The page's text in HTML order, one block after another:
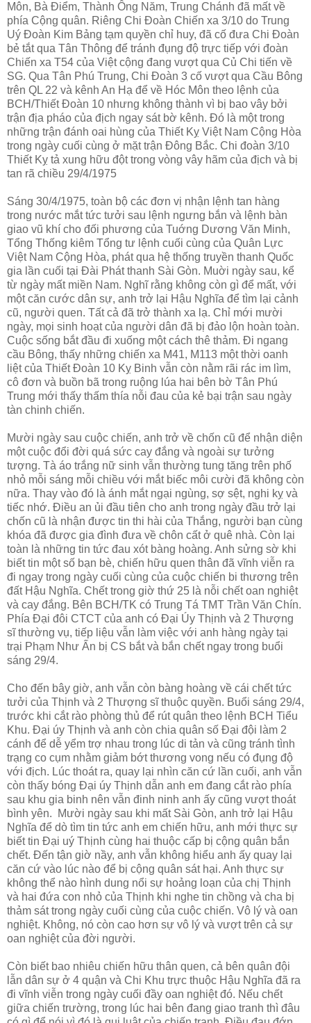
Môn, Bà Điểm, Thành Ông Năm, Trung Chánh đã mất về
phía Cộng quân. Riêng Chi Đoàn Chiến xa 3/10 do Trung
Uý Đoàn Kim Bảng tạm quyền chỉ huy, đã cố đưa Chi Đoàn
bẻ tắt qua Tân Thông để tránh đụng độ trực tiếp với đoàn
Chiến xa T54 của Việt cộng đang vượt qua Củ Chi tiến về
SG. Qua Tân Phú Trung, Chi Đoàn 3 cố vượt qua Cầu Bông
trên QL 22 và kênh An Hạ để về Hóc Môn theo lệnh của
BCH/Thiết Đoàn 10 nhưng không thành vì bị bao vây bởi
trận địa pháo của địch ngay sát bờ kênh. Đó là một trong
những trận đánh oai hùng của Thiết Kỵ Việt Nam Cộng Hòa
trong ngày cuối cùng ở mặt trận Đông Bắc. Chi đoàn 3/10
Thiết Kỵ tả xung hữu đột trong vòng vây hãm của địch và bị
tan rã chiều 29/4/1975
Sáng 30/4/1975, toàn bộ các đơn vị nhận lệnh tan hàng
trong nước mắt tức tưởi sau lệnh ngưng bắn và lệnh bàn
giao vũ khí cho đối phương của Tuớng Dương Văn Minh,
Tổng Thống kiêm Tổng tư lệnh cuối cùng của Quân Lực
Việt Nam Cộng Hòa, phát qua hệ thống truyền thanh Quốc
gia lần cuối tại Đài Phát thanh Sài Gòn. Muời ngày sau, kể
từ ngày mất miền Nam. Nghĩ rằng không còn gì để mất, với
một căn cước dân sự, anh trở lại Hậu Nghĩa để tìm lại cảnh
cũ, người quen. Tất cả đã trở thành xa lạ. Chỉ mới mười
ngày, mọi sinh hoạt của người dân đã bị đảo lộn hoàn toàn.
Cuộc sống bắt đầu đi xuống một cách thê thảm. Đi ngang
cầu Bông, thấy những chiến xa M41, M113 một thời oanh
liệt của Thiết Đoàn 10 Kỵ Binh vẫn còn nằm rãi rác im lìm,
cô đơn và buồn bã trong ruộng lúa hai bên bờ Tân Phú
Trung mới thấy thấm thía nỗi đau của kẻ bại trận sau ngày
tàn chinh chiến.
Mười ngày sau cuộc chiến, anh trở về chốn cũ để nhận diện
một cuộc đổi đời quá sức cay đắng và ngoài sự tưởng
tượng. Tà áo trắng nữ sinh vẫn thường tung tăng trên phố
nhỏ mỗi sáng mỗi chiều với mắt biếc môi cười đã không còn
nữa. Thay vào đó là ánh mắt ngại ngùng, sợ sệt, nghi kỵ và
tiếc nhớ. Điều an ủi đầu tiên cho anh trong ngày đầu trở lại
chốn cũ là nhận được tin thi hài của Thắng, người bạn cùng
khóa đã được gia đình đưa về chôn cất ở quê nhà. Còn lại
toàn là những tin tức đau xót bàng hoàng. Anh sửng sờ khi
biết tin một số bạn bè, chiến hữu quen thân đã vĩnh viễn ra
đi ngay trong ngày cuối cùng của cuộc chiến bi thương trên
đất Hậu Nghĩa. Chết trong giờ thứ 25 là nỗi chết oan nghiệt
và cay đắng. Bên BCH/TK có Trung Tá TMT Trần Văn Chín.
Phía Đại đôi CTCT của anh có Đại Úy Thịnh và 2 Thượng
sĩ thường vụ, tiếp liệu vẫn làm việc với anh hàng ngày tại
trại Phạm Như Ấn bị CS bắt và bắn chết ngay trong buổi
sáng 29/4.
Cho đến bây giờ, anh vẫn còn bàng hoàng về cái chết tức
tưởi của Thịnh và 2 Thượng sĩ thuộc quyền. Buổi sáng 29/4,
trước khi cắt rào phòng thủ để rút quân theo lệnh BCH Tiểu
Khu. Đại úy Thịnh và anh còn chia quân số Đại đội làm 2
cánh để dễ yểm trợ nhau trong lúc di tản và cũng tránh tình
trạng co cụm nhằm giảm bớt thương vong nếu có đụng độ
với địch. Lúc thoát ra, quay lại nhìn căn cứ lần cuối, anh vẫn
còn thấy bóng Đại úy Thịnh dẫn anh em đang cắt rào phía
sau khu gia binh nên vẫn đinh ninh anh ấy cũng vượt thoát
bình yên. Mười ngày sau khi mất Sài Gòn, anh trở lại Hậu
Nghĩa để dò tìm tin tức anh em chiến hữu, anh mới thực sự
biết tin Đại uý Thịnh cùng hai thuộc cấp bị cộng quân bắn
chết. Đến tận giờ nầy, anh vẫn không hiểu anh ấy quay lại
căn cứ vào lúc nào để bị cộng quân sát hại. Anh thực sự
không thể nào hình dung nổi sự hoảng loạn của chị Thịnh
và hai đứa con nhỏ của Thịnh khi nghe tin chồng và cha bị
thảm sát trong ngày cuối cùng của cuộc chiến. Vô lý và oan
nghiệt. Không, nó còn cao hơn sự vô lý và vượt trên cả sự
oan nghiệt của đời người.
Còn biết bao nhiêu chiến hữu thân quen, cả bên quân đội
lẫn dân sự ở 4 quận và Chi Khu trực thuộc Hậu Nghĩa đã ra
đi vĩnh viễn trong ngày cuối đầy oan nghiệt đó. Nếu chết
giữa chiến trường, trong lúc hai bên đang giao tranh thì đâu